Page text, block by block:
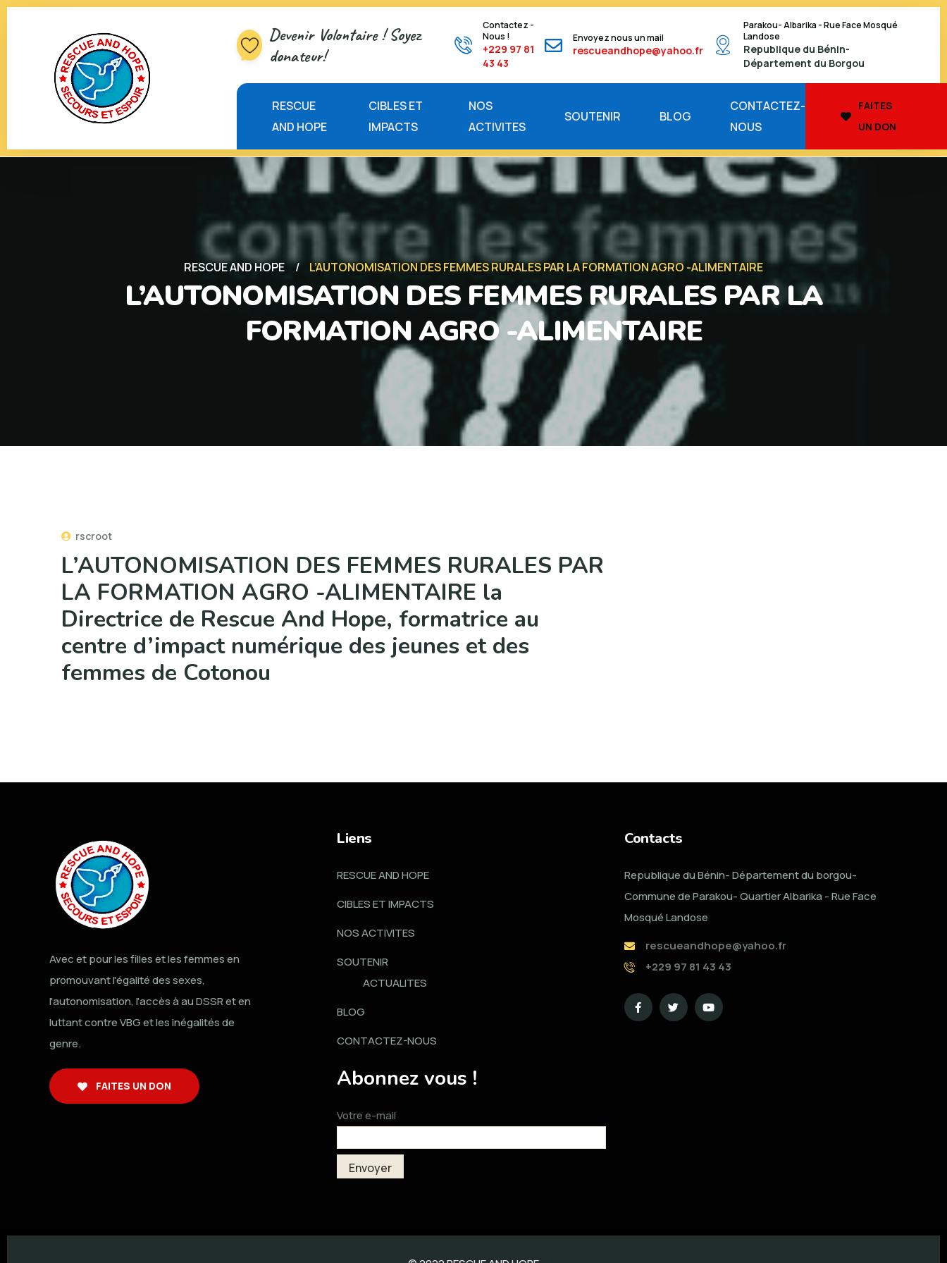
Devenir Volontaire ! Soyez
donateur!
Contactez -
Nous !
+229 97 81
43 43
Envoyez nous un mail
rescueandhope@yahoo.fr
Parakou- Albarika - Rue Face Mosqué
Landose
Republique du Bénin-
Département du Borgou
RESCUE
AND HOPE
CIBLES ET
IMPACTS
NOS
ACTIVITES
SOUTENIR BLOG
CONTACTEZ-
NOUS
FAITES
UN DON
RESCUE AND HOPE L’AUTONOMISATION DES FEMMES RURALES PAR LA FORMATION AGRO -ALIMENTAIRE
L’AUTONOMISATION DES FEMMES RURALES PAR LA
FORMATION AGRO -ALIMENTAIRE
rscroot
L’AUTONOMISATION DES FEMMES RURALES PAR
LA FORMATION AGRO -ALIMENTAIRE la
Directrice de Rescue And Hope, formatrice au
centre d’impact numérique des jeunes et des
femmes de Cotonou
Avec et pour les filles et les femmes en
promouvant l'égalité des sexes,
l'autonomisation, l'accès à au DSSR et en
luttant contre VBG et les inégalités de
genre.
FAITES UN DON
Liens
RESCUE AND HOPE
CIBLES ET IMPACTS
NOS ACTIVITES
SOUTENIR
ACTUALITES
BLOG
CONTACTEZ-NOUS
Abonnez vous !
Votre e-mail
Contacts
Republique du Bénin- Département du borgou-
Commune de Parakou- Quartier Albarika - Rue Face
Mosqué Landose
rescueandhope@yahoo.fr
+229 97 81 43 43